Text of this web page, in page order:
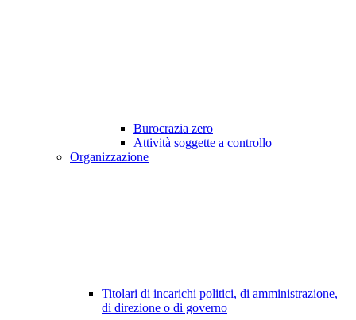
Burocrazia zero
Attività soggette a controllo
Organizzazione
Titolari di incarichi politici, di amministrazione,
di direzione o di governo